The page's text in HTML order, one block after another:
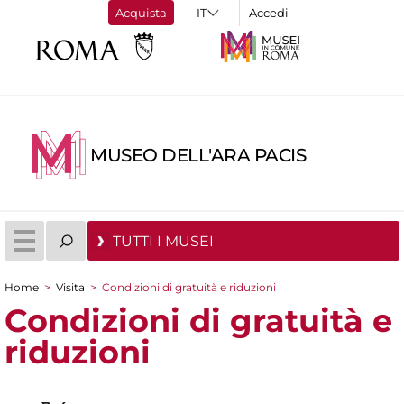
Acquista Accedi
MUSEO DELL'ARA PACIS
TUTTI I MUSEI
Tu sei qui
Home > Visita > Condizioni di gratuità e riduzioni
Condizioni di gratuità e
riduzioni